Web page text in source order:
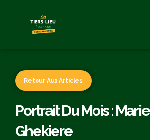
Retour Aux Articles
Portrait Du Mois : Marie
Ghekiere